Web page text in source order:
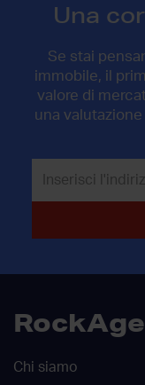
Una
Se stai
immobile, il
valore di
una
Chi siamo